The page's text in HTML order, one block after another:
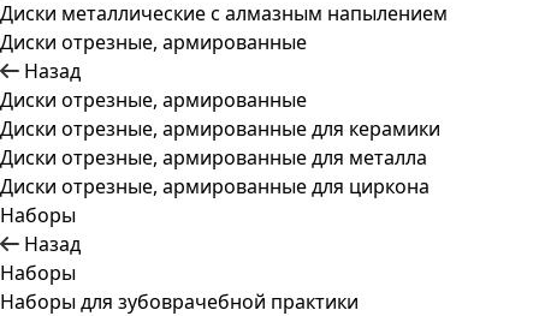
Диски металлические с алмазным напылением
Диски отрезные, армированные
Назад
Диски отрезные, армированные
Диски отрезные, армированные для керамики
Диски отрезные, армированные для металла
Диски отрезные, армированные для циркона
Наборы
Назад
Наборы
Наборы для зубоврачебной практики